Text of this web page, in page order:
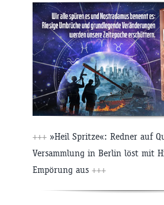
+++ »Heil Spritze«: Redner auf
Versammlung in Berlin löst mit
Empörung aus +++